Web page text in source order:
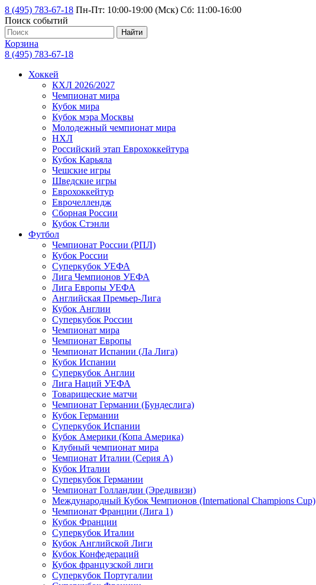
8 (495) 783-67-18 Пн-Пт: 10:00-19:00 (Мск) Сб: 11:00-16:00
Поиск событий
Найти
Корзина
8 (495) 783-67-18
Хоккей
КХЛ 2026/2027
Чемпионат мира
Кубок мира
Кубок мэра Москвы
Молодежный чемпионат мира
НХЛ
Российский этап Еврохоккейтура
Кубок Карьяла
Чешские игры
Шведские игры
Еврохоккейтур
Еврочеллендж
Сборная России
Кубок Стэнли
Футбол
Чемпионат России (РПЛ)
Кубок России
Суперкубок УЕФА
Лига Чемпионов УЕФА
Лига Европы УЕФА
Английская Премьер-Лига
Кубок Англии
Суперкубок России
Чемпионат мира
Чемпионат Европы
Чемпионат Испании (Ла Лига)
Кубок Испании
Суперкубок Англии
Лига Наций УЕФА
Товарищеские матчи
Чемпионат Германии (Бундеслига)
Кубок Германии
Суперкубок Испании
Кубок Америки (Копа Америка)
Клубный чемпионат мира
Чемпионат Италии (Серия А)
Кубок Италии
Суперкубок Германии
Чемпионат Голландии (Эредивизи)
Международный Кубок Чемпионов (International Champions Cup)
Чемпионат Франции (Лига 1)
Кубок Франции
Суперкубок Италии
Кубок Английской Лиги
Кубок Конфедераций
Кубок французской лиги
Суперкубок Португалии